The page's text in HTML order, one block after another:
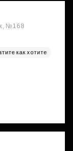
№168
как хотите